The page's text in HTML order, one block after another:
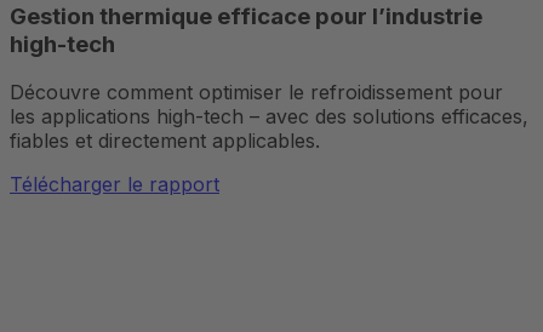
Gestion thermique efficace pour l’industrie
high-tech
Découvre comment optimiser le refroidissement pour
les applications high-tech – avec des solutions efficaces,
fiables et directement applicables.
Télécharger le rapport